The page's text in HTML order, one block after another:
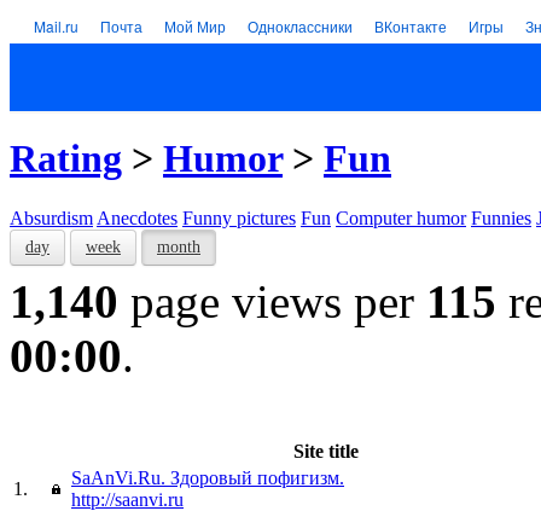
Mail.ru Почта Мой Мир Одноклассники ВКонтакте Игры
Rating > Humor> Fun
Absurdism Anecdotes Funny pictures Fun Computer humor Funnies
day week month
1,140 page views per 115
00:00.
Site title
1.
SaAnVi.Ru. Здоровый пофигизм.
http://saanvi.ru